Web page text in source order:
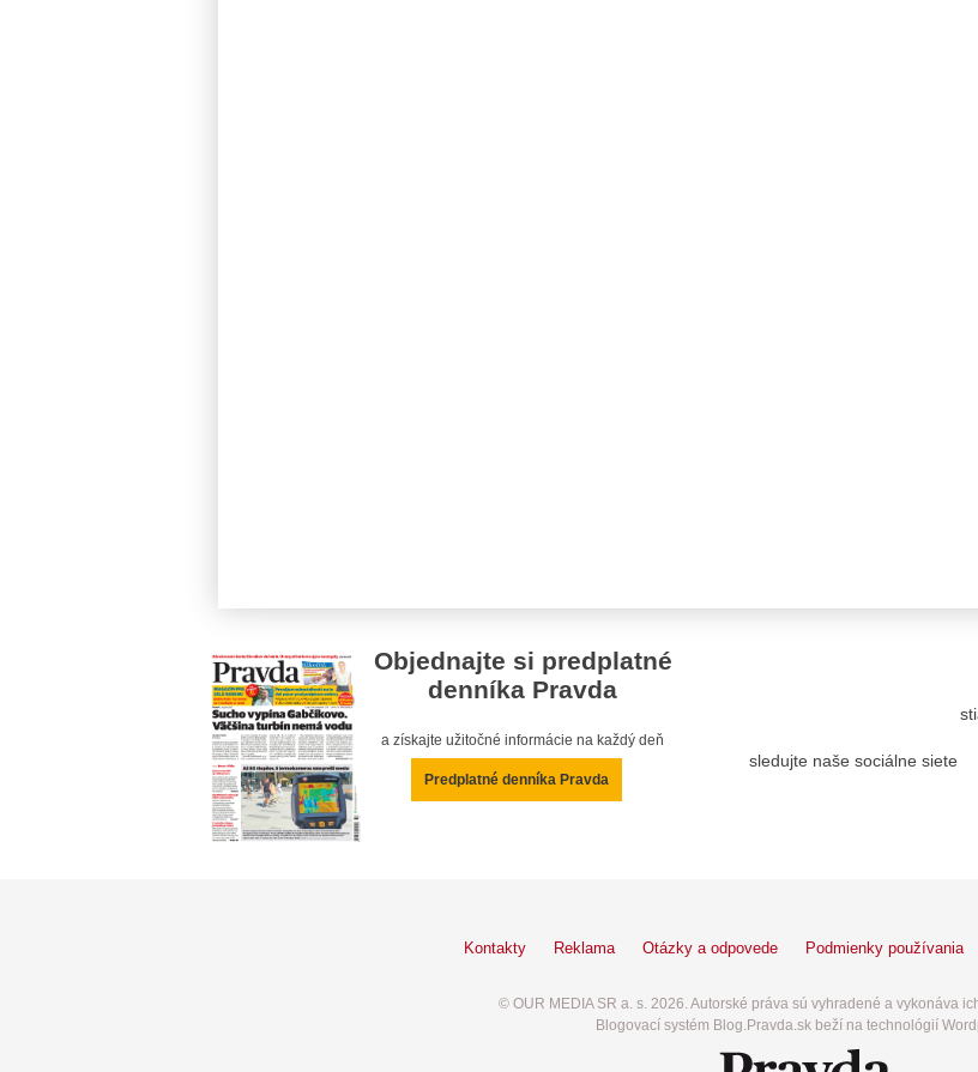
Objednajte si predplatné
denníka Pravda
a získajte užitočné informácie na každý deň
Predplatné denníka Pravda
sledujte naše sociálne siete
Kontakty Reklama Otázky a odpovede Podmienky používania
© OUR MEDIA SR a. s. 2026. Autorské práva sú vyhradené a vykonáva
Blogovací systém Blog.Pravda.sk beží na technológií